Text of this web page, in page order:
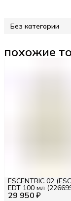
Без категории
похожие
29 950 ₽
ESCENTRIC 02
EDT 100 мл